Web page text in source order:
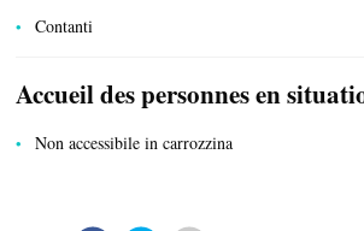
ATTIVITÀ RICREATIVE E SPORTIVE
Contanti
Accueil des personnes en
Non accessibile in carrozzina